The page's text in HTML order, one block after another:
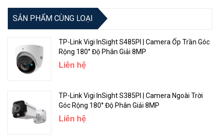
SẢN PHẨM CÙNG LOẠI
TP-Link Vigi InSight S485PI | Camera Ốp Trần Góc
Rộng 180° Độ Phân Giải 8MP
Liên hệ
TP-Link Vigi InSight S385PI | Camera Ngoài Trời
Góc Rộng 180° Độ Phân Giải 8MP
Liên hệ